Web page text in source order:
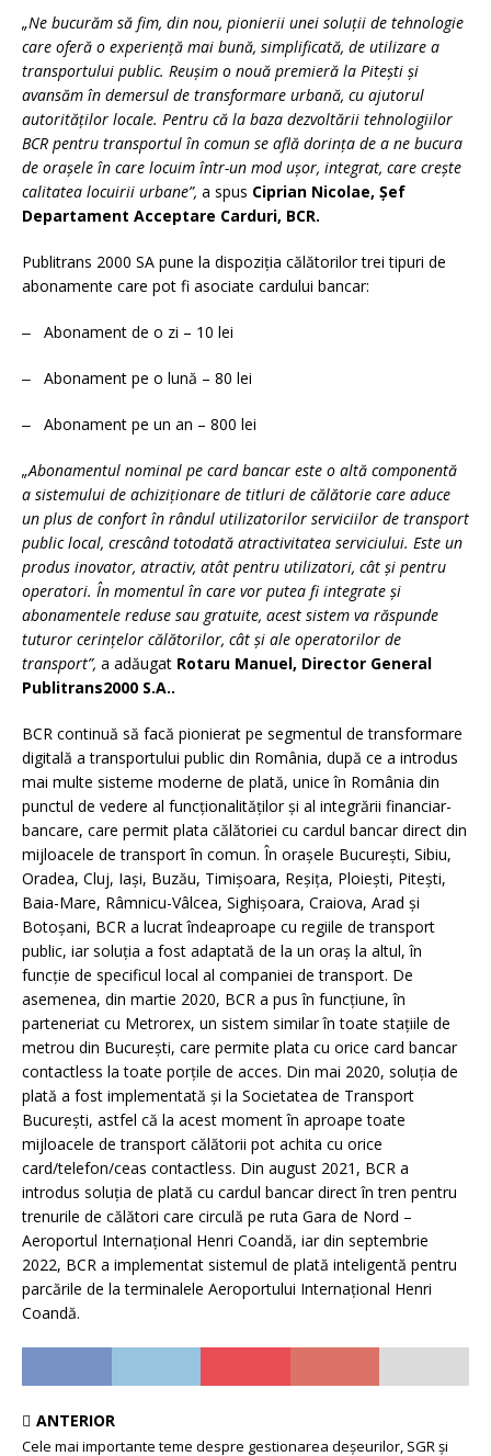
„Ne bucurăm să fim, din nou, pionierii unei soluții de tehnologie
care oferă o experiență mai bună, simplificată, de utilizare a
transportului public. Reușim o nouă premieră la Pitești și
avansăm în demersul de transformare urbană, cu ajutorul
autorităților locale. Pentru că la baza dezvoltării tehnologiilor
BCR pentru transportul în comun se află dorința de a ne bucura
de orașele în care locuim într-un mod ușor, integrat, care crește
calitatea locuirii urbane”, a spus Ciprian Nicolae, Șef
Departament Acceptare Carduri, BCR.
Publitrans 2000 SA pune la dispoziția călătorilor trei tipuri de
abonamente care pot fi asociate cardului bancar:
‒ Abonament de o zi – 10 lei
‒ Abonament pe o lună – 80 lei
‒ Abonament pe un an – 800 lei
„Abonamentul nominal pe card bancar este o altă componentă
a sistemului de achiziționare de titluri de călătorie care aduce
un plus de confort în rândul utilizatorilor serviciilor de transport
public local, crescând totodată atractivitatea serviciului. Este un
produs inovator, atractiv, atât pentru utilizatori, cât și pentru
operatori. În momentul în care vor putea fi integrate și
abonamentele reduse sau gratuite, acest sistem va răspunde
tuturor cerințelor călătorilor, cât și ale operatorilor de
transport”, a adăugat Rotaru Manuel, Director General
Publitrans2000 S.A..
BCR continuă să facă pionierat pe segmentul de transformare
digitală a transportului public din România, după ce a introdus
mai multe sisteme moderne de plată, unice în România din
punctul de vedere al funcționalităților și al integrării financiar-
bancare, care permit plata călătoriei cu cardul bancar direct din
mijloacele de transport în comun. În orașele București, Sibiu,
Oradea, Cluj, Iași, Buzău, Timișoara, Reșița, Ploiești, Pitești,
Baia-Mare, Râmnicu-Vâlcea, Sighișoara, Craiova, Arad și
Botoșani, BCR a lucrat îndeaproape cu regiile de transport
public, iar soluția a fost adaptată de la un oraș la altul, în
funcție de specificul local al companiei de transport. De
asemenea, din martie 2020, BCR a pus în funcțiune, în
parteneriat cu Metrorex, un sistem similar în toate stațiile de
metrou din București, care permite plata cu orice card bancar
contactless la toate porțile de acces. Din mai 2020, soluția de
plată a fost implementată și la Societatea de Transport
București, astfel că la acest moment în aproape toate
mijloacele de transport călătorii pot achita cu orice
card/telefon/ceas contactless. Din august 2021, BCR a
introdus soluția de plată cu cardul bancar direct în tren pentru
trenurile de călători care circulă pe ruta Gara de Nord –
Aeroportul Internațional Henri Coandă, iar din septembrie
2022, BCR a implementat sistemul de plată inteligentă pentru
parcările de la terminalele Aeroportului Internațional Henri
Coandă.
ANTERIOR
Cele mai importante teme despre gestionarea deșeurilor, SGR și